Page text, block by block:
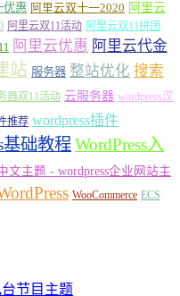
优惠 阿里云双十一2020 阿里云
阿里云双11活动 阿里云双11拼团
阿里云优惠 阿里云代金
站 服务器 整站优化 搜索
器双11活动 云服务器 wordpress汉
推荐 wordpress插件
基础教程WordPress入
文主题 - wordpress企业网站主
WooCommerce ECS